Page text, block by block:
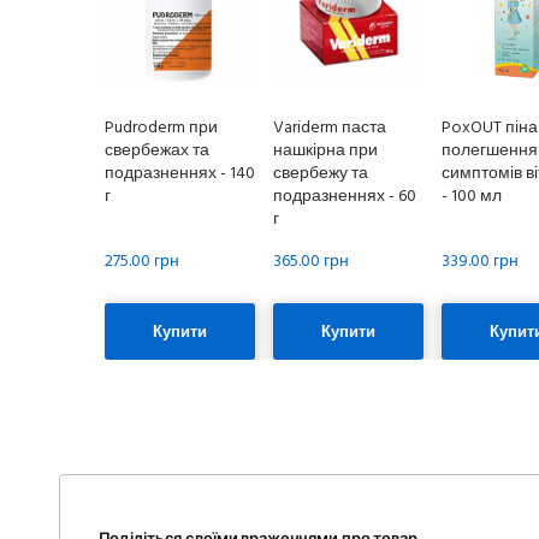
Pudroderm при
свербежах та
подразненнях - 140
г
275.00 грн
Купити
Variderm паста
нашкірна при
свербежу та
подразненнях - 60
г
365.00 грн
Купити
PoxOUT
полегшення
симптомів
- 100 мл
339.00 грн